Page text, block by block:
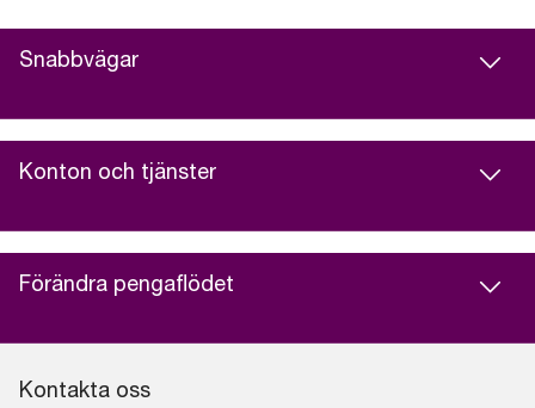
Snabbvägar
Konton och tjänster
Förändra pengaflödet
Kontakta oss